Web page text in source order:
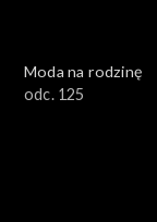
Moda na rodzinę
odc. 125